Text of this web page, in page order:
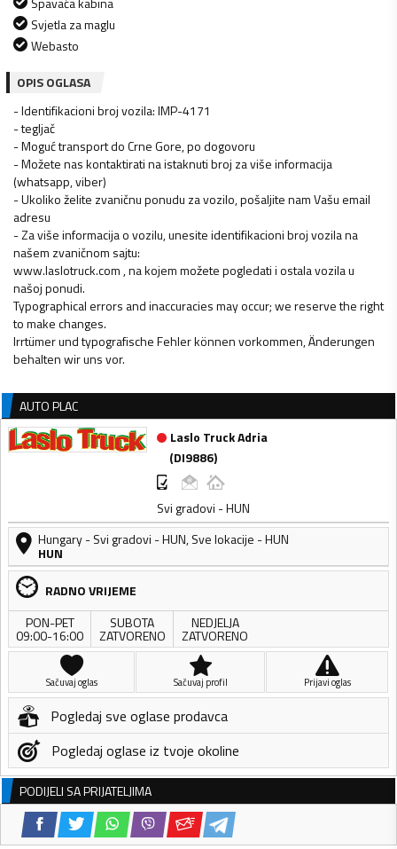
Svjetla za maglu
Webasto
OPIS OGLASA
- Identifikacioni broj vozila: IMP-4171
- tegljač
- Moguć transport do Crne Gore, po dogovoru
- Možete nas kontaktirati na istaknuti broj za više informacija
(whatsapp, viber)
- Ukoliko želite zvaničnu ponudu za vozilo, pošaljite nam Vašu email
adresu
- Za više informacija o vozilu, unesite identifikacioni broj vozila na
našem zvaničnom sajtu:
www.laslotruck.com , na kojem možete pogledati i ostala vozila u
našoj ponudi.
Typographical errors and inaccuracies may occur; we reserve the right
to make changes.
Irrtümer und typografische Fehler können vorkommen, Änderungen
behalten wir uns vor.
AUTO PLAC
Laslo Truck Adria
(DI9886)
Svi gradovi - HUN
Hungary-Svi gradovi - HUN,Sve lokacije - HUN
HUN
RADNO VRIJEME
PON-PET
09:00-16:00
SUBOTA
ZATVORENO
NEDJELJA
ZATVORENO
Sačuvaj oglas Sačuvaj profil Prijavi oglas
Pogledaj sve oglase prodavca
Pogledaj oglase iz tvoje okoline
PODIJELI SA PRIJATELJIMA